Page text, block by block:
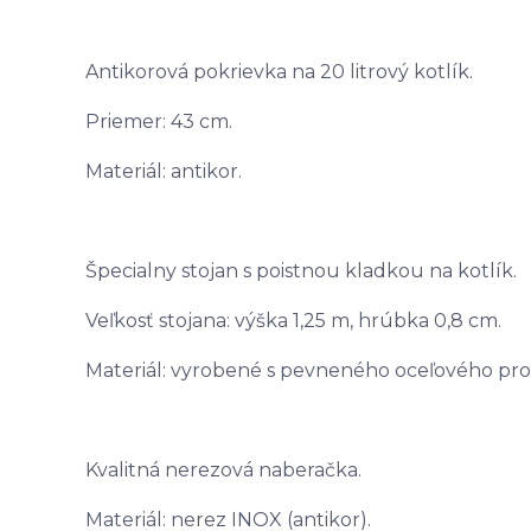
Antikorová pokrievka na 20 litrový kotlík.
Priemer: 43 cm.
Materiál: antikor.
Špecialny stojan s poistnou kladkou na kotlík.
Veľkosť stojana: výška 1,25 m, hrúbka 0,8 cm.
Materiál: vyrobené s pevneného oceľového
Kvalitná nerezová naberačka.
Materiál: nerez INOX (antikor).